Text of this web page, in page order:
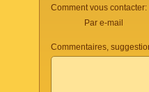
Comment vous contacter:
Par e-mail
Commentaires,